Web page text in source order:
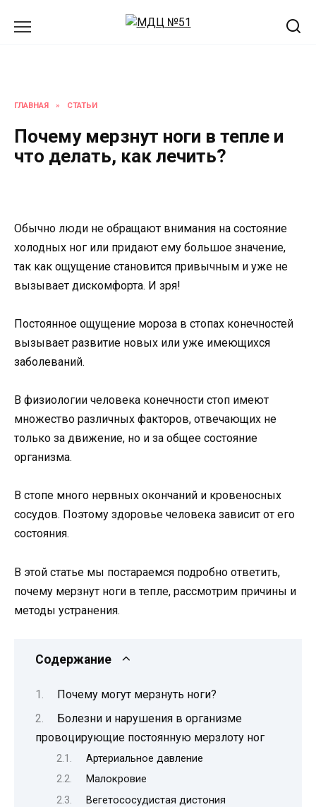
ГЛАВНАЯ » СТАТЬИ
Почему мерзнут ноги в тепле и
что делать, как лечить?
Обычно люди не обращают внимания на состояние
холодных ног или придают ему большое значение,
так как ощущение становится привычным и уже не
вызывает дискомфорта. И зря!
Постоянное ощущение мороза в стопах конечностей
вызывает развитие новых или уже имеющихся
заболеваний.
В физиологии человека конечности стоп имеют
множество различных факторов, отвечающих не
только за движение, но и за общее состояние
организма.
В стопе много нервных окончаний и кровеносных
сосудов. Поэтому здоровье человека зависит от его
состояния.
В этой статье мы постараемся подробно ответить,
почему мерзнут ноги в тепле, рассмотрим причины и
методы устранения.
Содержание
Почему могут мерзнуть ноги?
Болезни и нарушения в организме
провоцирующие постоянную мерзлоту ног
Артериальное давление
Малокровие
Вегетососудистая дистония